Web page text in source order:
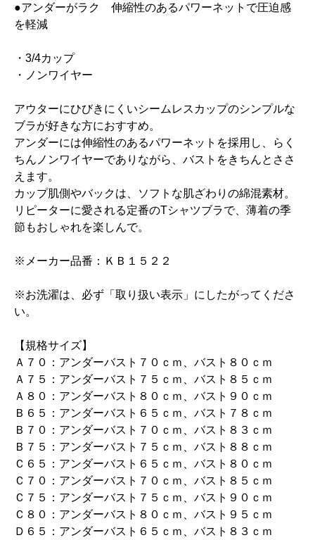
●アンダーがラク 伸縮性のあるパワーネットで圧迫感
を軽減
・3/4カップ
・ノンワイヤー
アウターにひびきにくいシームレスカップのシンプルな
ブラが好きな方におすすめ。
アンダーには伸縮性のあるパワーネットを採用し、らく
ちんノンワイヤーでありながら、バストをきちんとささ
えます。
カップ肌側やバックは、ソフトな肌ざわりの綿混素材。
リピーターに愛される定番のTシャツブラで、薄着の季
節もおしゃれを楽しんで。
※メーカー品番：ＫＢ１５２２
※お洗濯は、必ず「取り扱い表示」にしたがってくださ
い。
【規格サイズ】
Ａ７０：アンダーバスト７０ｃｍ、バスト８０ｃｍ
Ａ７５：アンダーバスト７５ｃｍ、バスト８５ｃｍ
Ａ８０：アンダーバスト８０ｃｍ、バスト９０ｃｍ
Ｂ６５：アンダーバスト６５ｃｍ、バスト７８ｃｍ
Ｂ７０：アンダーバスト７０ｃｍ、バスト８３ｃｍ
Ｂ７５：アンダーバスト７５ｃｍ、バスト８８ｃｍ
Ｃ６５：アンダーバスト６５ｃｍ、バスト８０ｃｍ
Ｃ７０：アンダーバスト７０ｃｍ、バスト８５ｃｍ
Ｃ７５：アンダーバスト７５ｃｍ、バスト９０ｃｍ
Ｃ８０：アンダーバスト８０ｃｍ、バスト９５ｃｍ
Ｄ６５：アンダーバスト６５ｃｍ、バスト８３ｃｍ